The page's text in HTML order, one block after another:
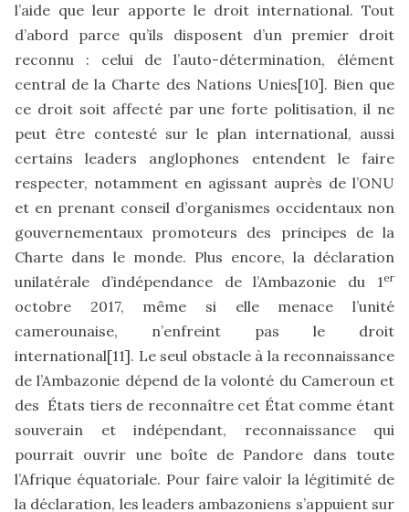
l’aide que leur apporte le droit international. Tout
d’abord parce qu’ils disposent d’un premier droit
reconnu : celui de l’auto-détermination, élément
central de la Charte des Nations Unies[10]. Bien que
ce droit soit affecté par une forte politisation, il ne
peut être contesté sur le plan international, aussi
certains leaders anglophones entendent le faire
respecter, notamment en agissant auprès de l’ONU
et en prenant conseil d’organismes occidentaux non
gouvernementaux promoteurs des principes de la
Charte dans le monde. Plus encore, la déclaration
unilatérale d’indépendance de l’Ambazonie du 1er
octobre 2017, même si elle menace l’unité
camerounaise, n’enfreint pas le droit
international[11]. Le seul obstacle à la reconnaissance
de l’Ambazonie dépend de la volonté du Cameroun et
des États tiers de reconnaître cet État comme étant
souverain et indépendant, reconnaissance qui
pourrait ouvrir une boîte de Pandore dans toute
l’Afrique équatoriale. Pour faire valoir la légitimité de
la déclaration, les leaders ambazoniens s’appuient sur